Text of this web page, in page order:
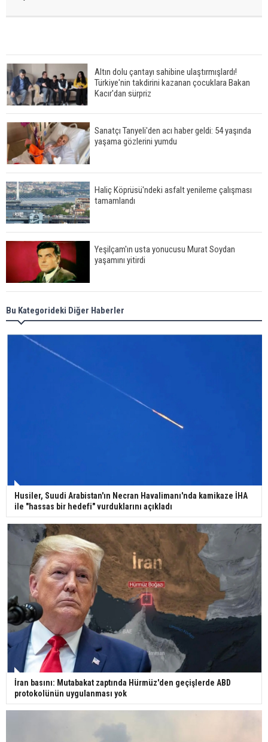
Altın dolu çantayı sahibine ulaştırmışlardı!
Türkiye'nin takdirini kazanan çocuklara Bakan
Kacır'dan sürpriz
Sanatçı Tanyeli'den acı haber geldi: 54 yaşında
yaşama gözlerini yumdu
Haliç Köprüsü'ndeki asfalt yenileme çalışması
tamamlandı
Yeşilçam'ın usta yonucusu Murat Soydan
yaşamını yitirdi
Meral Akşener ile Müsavat Dervişoğlu cenazede
görüntülendi
Bilim kurgu gerçekleşiyor... Dondurulmuş
Ünlü türkücü Mahmut Tuncer estetik operasyon
geçirdi: Son hali gündem oldu
Yerli turist 229,7 milyar lira seyahat harcaması
yaptı
Gazze'deki Sağlık Bakanlığı duyurdu: Vahşetin
pençesinde 2 salgın vaka tespit edildi
Bu Kategorideki Diğer Haberler
Husiler, Suudi Arabistan'ın Necran Havalimanı'nda kamikaze İHA
ile "hassas bir hedefi" vurduklarını açıkladı
İran basını: Mutabakat zaptında Hürmüz'den geçişlerde ABD
protokolünün uygulanması yok